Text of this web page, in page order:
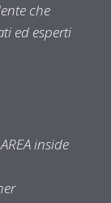
che
ed esperti
inside